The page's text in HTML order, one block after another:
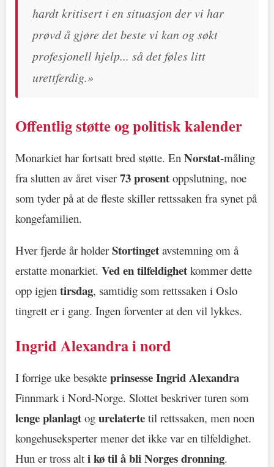
hardt kritisert i en situasjon der vi har
prøvd å gjøre det beste vi kan og søkt
profesjonell hjelp... så det føles litt
urettferdig.»
Offentlig støtte og politisk kalender
Monarkiet har fortsatt bred støtte. En Norstat-måling
fra slutten av året viser73 prosent oppslutning, noe
som tyder på at de fleste skiller rettssaken fra synet på
kongefamilien.
Hver fjerde år holderStortinget avstemning om å
erstatte monarkiet. Ved en tilfeldighet kommer dette
opp igjen tirsdag, samtidig som rettssaken i Oslo
tingrett er i gang. Ingen forventer at den vil lykkes.
Ingrid Alexandra i nord
I forrige uke besøkte prinsesse Ingrid Alexandra
Finnmark i Nord-Norge. Slottet beskriver turen som
lenge planlagt og urelaterte til rettssaken, men noen
kongehuseksperter mener det ikke var en tilfeldighet.
Hun er tross alt i kø til å bli Norges dronning.